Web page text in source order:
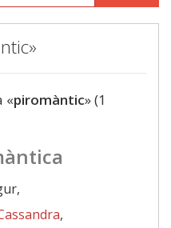
«piromàntic» (1
,